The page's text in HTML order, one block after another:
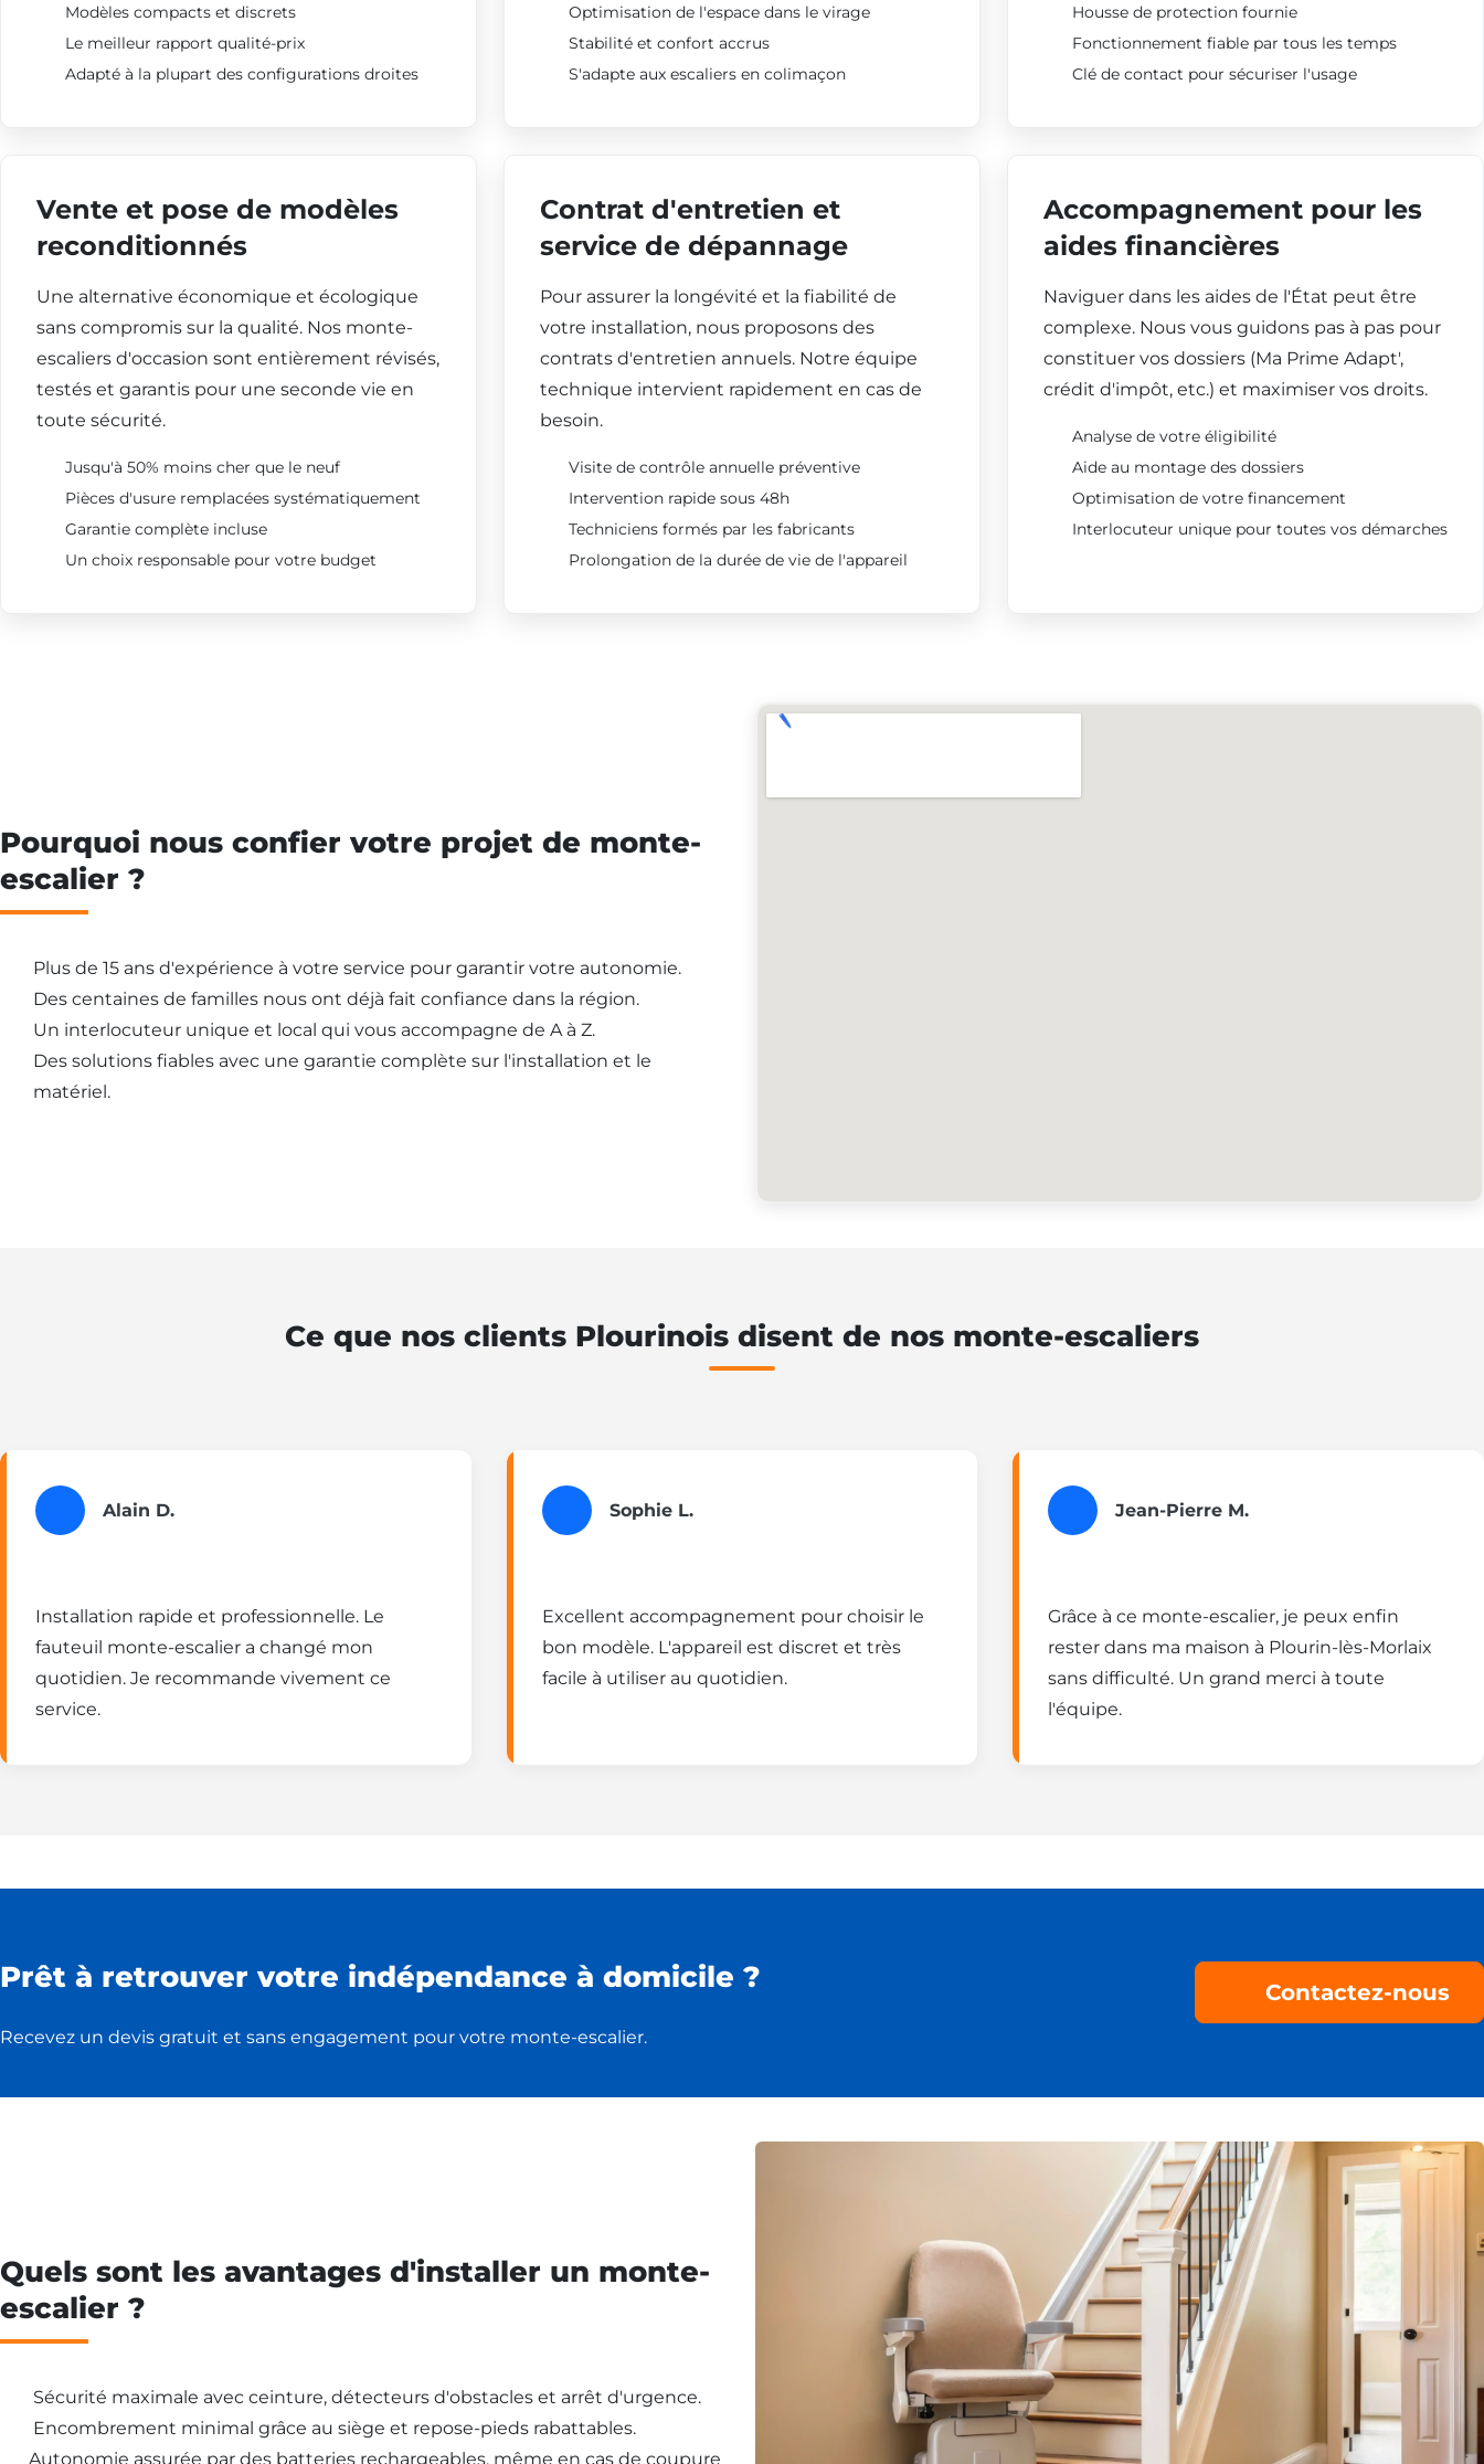
Modèles compacts et discrets
Le meilleur rapport qualité-prix
Adapté à la plupart des configurations droites
Optimisation de l'espace dans le virage
Stabilité et confort accrus
S'adapte aux escaliers en colimaçon
Housse de protection fournie
Fonctionnement fiable par tous les temps
Clé de contact pour sécuriser l'usage
Vente et pose de modèles
reconditionnés
Une alternative économique et écologique
sans compromis sur la qualité. Nos monte-
escaliers d'occasion sont entièrement révisés,
testés et garantis pour une seconde vie en
toute sécurité.
Jusqu'à 50% moins cher que le neuf
Pièces d'usure remplacées systématiquement
Garantie complète incluse
Un choix responsable pour votre budget
Contrat d'entretien et
service de dépannage
Pour assurer la longévité et la fiabilité de
votre installation, nous proposons des
contrats d'entretien annuels. Notre équipe
technique intervient rapidement en cas de
besoin.
Visite de contrôle annuelle préventive
Intervention rapide sous 48h
Techniciens formés par les fabricants
Prolongation de la durée de vie de l'appareil
Accompagnement pour les
aides financières
Naviguer dans les aides de l'État peut être
complexe. Nous vous guidons pas à pas pour
constituer vos dossiers (Ma Prime Adapt',
crédit d'impôt, etc.) et maximiser vos droits.
Analyse de votre éligibilité
Aide au montage des dossiers
Optimisation de votre financement
Interlocuteur unique pour toutes vos démarches
Pourquoi nous confier votre projet de monte-
escalier ?
Plus de 15 ans d'expérience à votre service pour garantir votre autonomie.
Des centaines de familles nous ont déjà fait confiance dans la région.
Un interlocuteur unique et local qui vous accompagne de A à Z.
Des solutions fiables avec une garantie complète sur l'installation et le
matériel.
Ce que nos clients Plourinois disent de nos monte-escaliers
Alain D.
Installation rapide et professionnelle. Le
fauteuil monte-escalier a changé mon
quotidien. Je recommande vivement ce
service.
Sophie L.
Excellent accompagnement pour choisir le
bon modèle. L'appareil est discret et très
facile à utiliser au quotidien.
Jean-Pierre M.
Grâce à ce monte-escalier, je peux enfin
rester dans ma maison à Plourin-lès-Morlaix
sans difficulté. Un grand merci à toute
l'équipe.
Prêt à retrouver votre indépendance à domicile ?
Recevez un devis gratuit et sans engagement pour votre monte-escalier.
Contactez-nous
Quels sont les avantages d'installer un monte-
escalier ?
Sécurité maximale avec ceinture, détecteurs d'obstacles et arrêt d'urgence.
Encombrement minimal grâce au siège et repose-pieds rabattables.
Autonomie assurée par des batteries rechargeables, même en cas de coupure